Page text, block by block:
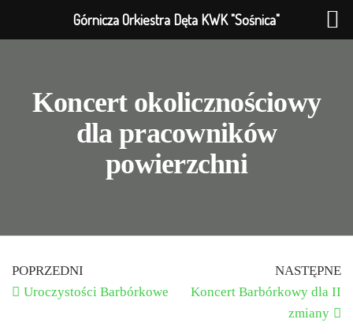
Koncert okolicznościowy
dla pracowników
powierzchni
POPRZEDNI
Uroczystości Barbórkowe
NASTĘPNE
Koncert Barbórkowy dla II
zmiany
Górnicza Orkiestra Dęta KWK "Sośnica"